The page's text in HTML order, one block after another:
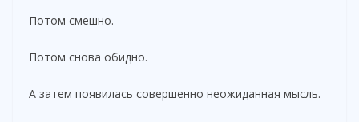
Потом смешно.
Потом снова обидно.
А затем появилась совершенно неожиданная мысль.